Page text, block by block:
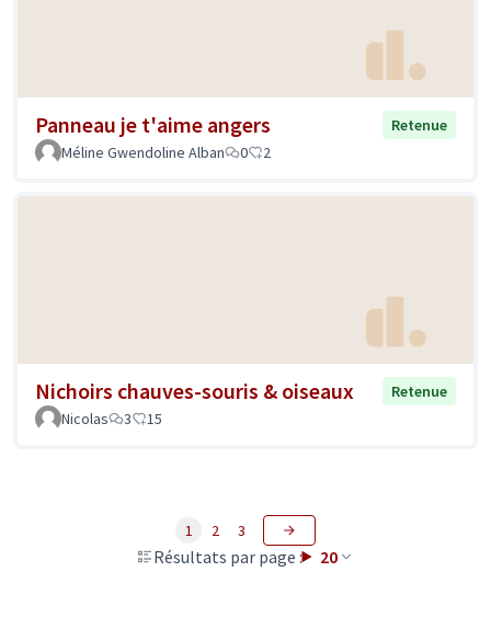
Panneau je t'aime angers
Retenue
Méline Gwendoline Alban
0 2
Nichoirs chauves-souris & oiseaux
Retenue
Nicolas
3 15
Résultats par page : 20
1 2 3